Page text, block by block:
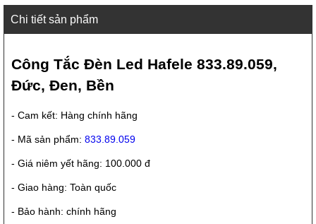
Chi tiết sản phẩm
Công Tắc Đèn Led Hafele 833.89.059,
Đức, Đen, Bền
- Cam kết: Hàng chính hãng
- Mã sản phẩm: 833.89.059
- Giá niêm yết hãng: 100.000 đ
- Giao hàng: Toàn quốc
- Bảo hành: chính hãng